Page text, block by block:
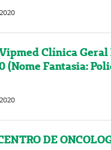
Clínica Geral
(Nome Fantasia:
DE